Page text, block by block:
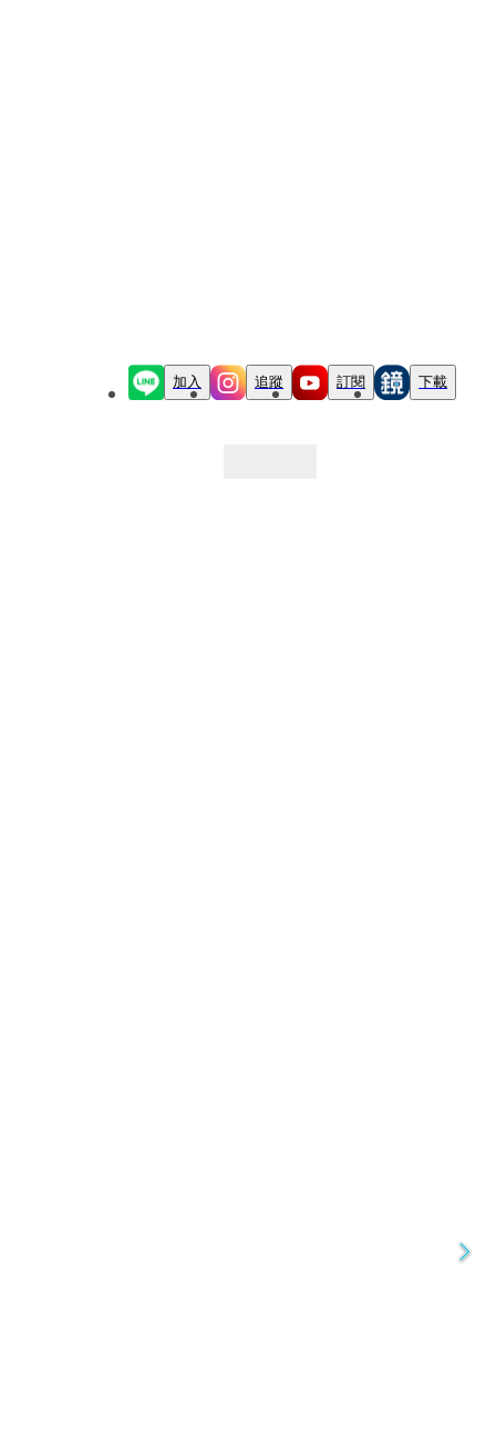
加入 追蹤 訂閱 下載